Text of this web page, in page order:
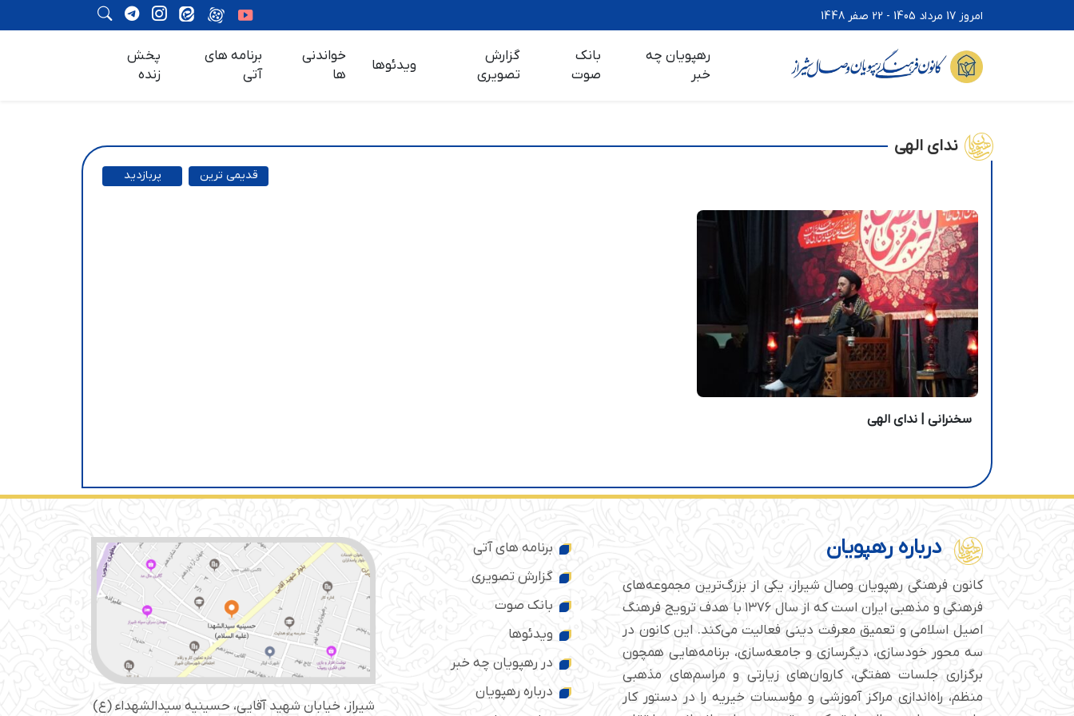
امروز 17 مرداد 1405 - 22 صفر 1448
رهپویان چه
خبر
بانک
صوت
گزارش
تصویری
ویدئوها
خواندنی
ها
برنامه های
آتی
پخش
زنده
ندای الهی
پربازدید
قدیمی ترین
سخنرانی | ندای الهی
درباره رهپویان
کانون فرهنگی رهپویان وصال شیراز، یکی از بزرگ‌ترین مجموعه‌های
فرهنگی و مذهبی ایران است که از سال ۱۳۷۶ با هدف ترویج فرهنگ
اصیل اسلامی و تعمیق معرفت دینی فعالیت می‌کند. این کانون در
سه محور خودسازی، دیگرسازی و جامعه‌سازی، برنامه‌هایی همچون
برگزاری جلسات هفتگی، کاروان‌های زیارتی و مراسم‌های مذهبی
منظم، راه‌اندازی مراکز آموزشی و مؤسسات خیریه را در دستور کار
برنامه های آتی
گزارش تصویری
بانک صوت
ویدئوها
در رهپویان چه خبر
درباره رهپویان
شیراز، خیابان شهید آقایی، حسینیه سید‌الشهداء (ع)